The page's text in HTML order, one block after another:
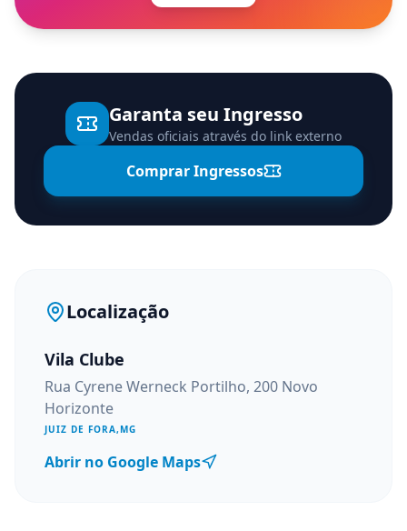
Garanta seu Ingresso
Vendas oficiais através do link externo
Comprar Ingressos
Localização
Vila Clube
Rua Cyrene Werneck Portilho, 200 Novo
Horizonte
JUIZ DE FORA,MG
Abrir no Google Maps